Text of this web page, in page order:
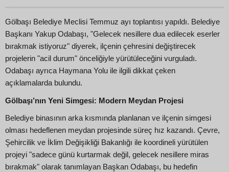
Gölbaşı Belediye Meclisi Temmuz ayı toplantısı yapıldı. Belediye
Başkanı Yakup Odabaşı, "Gelecek nesillere dua edilecek eserler
bırakmak istiyoruz" diyerek, ilçenin çehresini değiştirecek
projelerin "acil durum" önceliğiyle yürütüleceğini vurguladı.
Odabaşı ayrıca Haymana Yolu ile ilgili dikkat çeken
açıklamalarda bulundu.
Gölbaşı’nın Yeni Simgesi: Modern Meydan Projesi
Belediye binasının arka kısmında planlanan ve ilçenin simgesi
olması hedeflenen meydan projesinde süreç hız kazandı. Çevre,
Şehircilik ve İklim Değişikliği Bakanlığı ile koordineli yürütülen
projeyi "sadece günü kurtarmak değil, gelecek nesillere miras
bırakmak" olarak tanımlayan Başkan Odabaşı, bu hedefin